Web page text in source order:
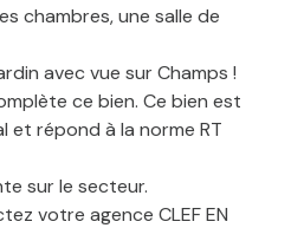
chambres, une salle de
avec vue sur Champs !
ce bien. Ce bien est
et répond à la norme RT
sur le secteur.
votre agence CLEF EN